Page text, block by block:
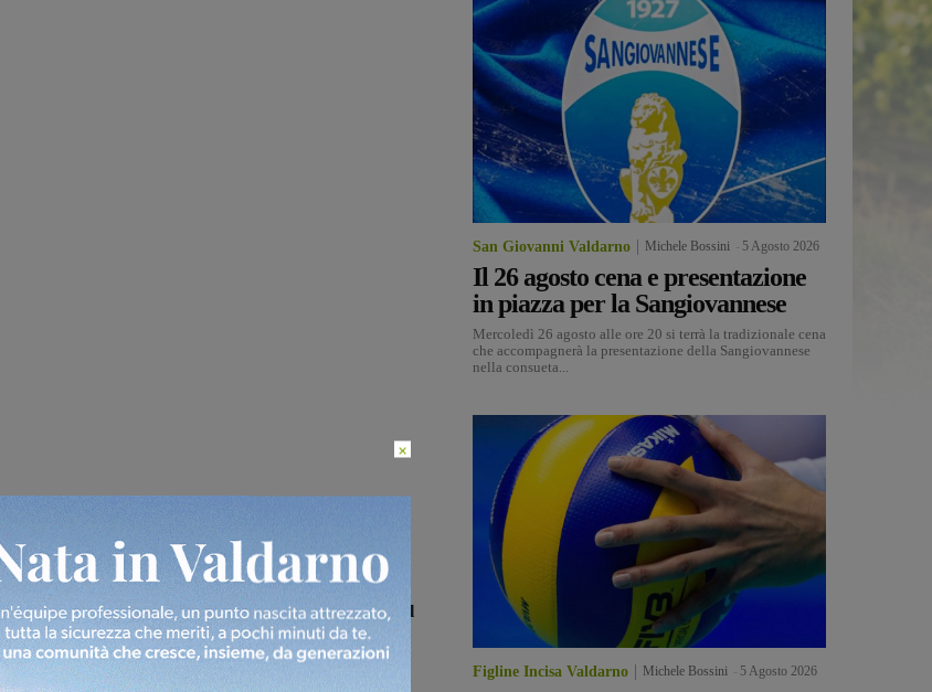
in sicurezza con i lavori sul Resco. Il sindaco Cacioli: “La
adesso può stare tranquilla”
in sicurezza dell'abitato di Vaggio dalle esondazioni del
L'amministrazione comunale annuncia gli interventi
dalla fusione dei due comuni, Castelfranco e Piandiscò.
San Giovanni Valdarno Michele Bossini 5 Agosto 2026
Il 26 agosto cena e presentazione
in piazza per la Sangiovannese
Mercoledì 26 agosto alle ore 20 si terrà la tradizionale cena
che accompagnerà la presentazione della Sangiovannese
nella consueta...
Figline Incisa Valdarno Michele Bossini 5 Agosto 2026
×